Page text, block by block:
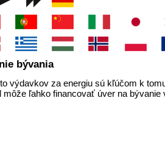
bývania
výdavkov za energiu sú kľúčom k
môže ľahko financovať úver na bývanie